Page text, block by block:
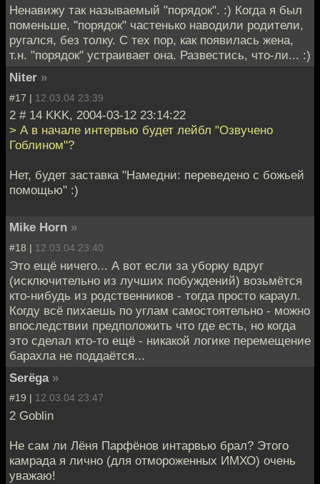
Ненавижу так называемый "порядок". :) Когда я был
поменьше, "порядок" частенько наводили родители,
ругался, без толку. С тех пор, как появилась жена,
т.н. "порядок" устраивает она. Развестись, что-ли... :)
Niter »
#17 | 12.03.04 23:39
2 # 14 KKK, 2004-03-12 23:14:22
> А в начале интервью будет лейбл "Озвучено
Гоблином"?
Нет, будет заставка "Намедни: переведено с божьей
помощью" :)
Mike Horn »
#18 | 12.03.04 23:40
Это ещё ничего... А вот если за уборку вдруг
(исключительно из лучших побуждений) возьмётся
кто-нибудь из родственников - тогда просто караул.
Когду всё пихаешь по углам самостоятельно - можно
впоследствии предположить что где есть, но когда
это сделал кто-то ещё - никакой логике перемещение
барахла не поддаётся...
Serёga »
#19 | 12.03.04 23:47
2 Goblin
Не сам ли Лёня Парфёнов интарвью брал? Этого
камрада я лично (для отмороженных ИМХО) очень
уважаю!